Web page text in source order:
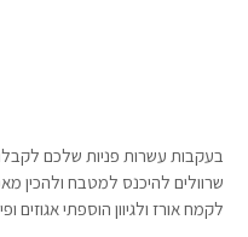
בעקבות עשרות פניות שלכם
שרוולים להיכנס למטבח ולהכין
לקמח אורז ולגיוון הוספתי